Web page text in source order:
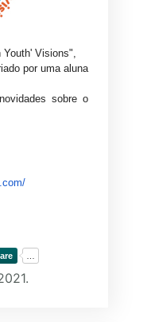
Youth' Visions",
por uma aluna
sobre o